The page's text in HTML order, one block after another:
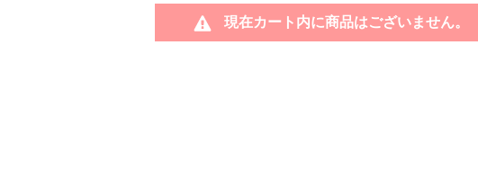
現在カート内に商品はございません。